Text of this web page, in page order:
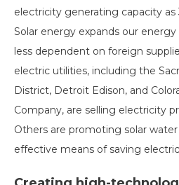
electricity generating capacity as
Solar energy expands our
less dependent on foreign
electric utilities, including the
District, Detroit Edison, and
Company, are selling electricity
Others are promoting solar
effective means of saving